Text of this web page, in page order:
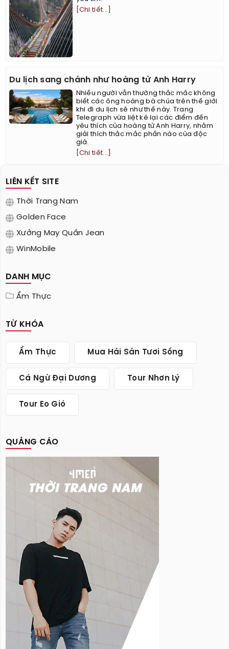
[Chi tiết...]
Du lịch sang chảnh như hoàng tử Anh Harry
Nhiều người vẫn thường thắc mắc không
biết các ông hoàng bà chúa trên thế giới
khi đi du lịch sẽ như thế này. Trang
Telegraph vừa liệt kê lại các điểm đến
yêu thích của hoàng tử Anh Harry, nhằm
giải thích thắc mắc phần nào của độc
giả.
[Chi tiết...]
LIÊN KẾT SITE
Thời Trang Nam
Golden Face
Xưởng May Quần Jean
WinMobile
DANH MỤC
Ẩm Thực
TỪ KHÓA
Ẩm Thực Mua Hải Sản Tươi Sống
Cá Ngừ Đại Dương Tour Nhơn Lý
Tour Eo Gió
QUẢNG CÁO